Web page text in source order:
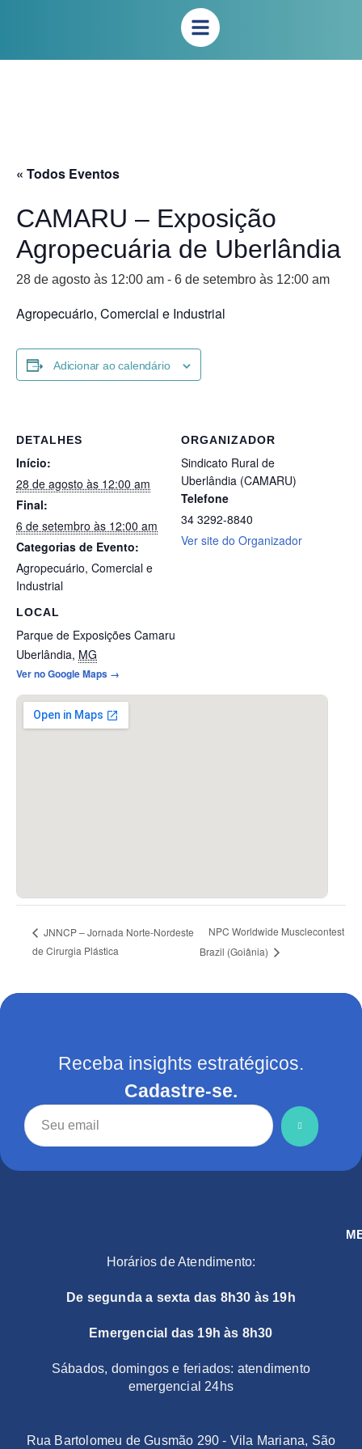
« Todos Eventos
CAMARU – Exposição
Agropecuária de Uberlândia
28 de agosto às 12:00 am - 6 de setembro às 12:00 am
Agropecuário, Comercial e Industrial
Adicionar ao calendário
DETALHES
Início:
28 de agosto às 12:00 am
Final:
6 de setembro às 12:00 am
Categorias de Evento:
Agropecuário, Comercial e
Industrial
LOCAL
Parque de Exposições Camaru
Uberlândia, MG
Ver no Google Maps →
ORGANIZADOR
Sindicato Rural de
Uberlândia (CAMARU)
Telefone
34 3292-8840
Ver site do Organizador
JNNCP – Jornada Norte-Nordeste
de Cirurgia Plástica
NPC Worldwide Musclecontest
Brazil (Goiânia)
Receba insights estratégicos.
Cadastre-se.
Horários de Atendimento:
De segunda a sexta das 8h30 às 19h
Emergencial das 19h às 8h30
Sábados, domingos e feriados: atendimento
emergencial 24hs
Rua Bartolomeu de Gusmão 290 - Vila Mariana, São